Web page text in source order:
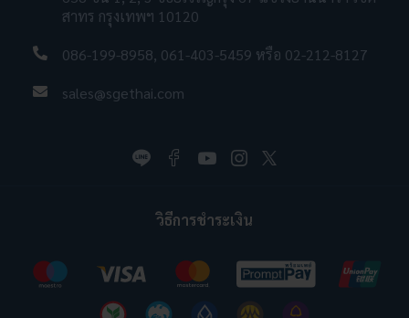
สาทร กรุงเทพฯ 10120
086-199-8958, 061-403-5459 หรือ 02-212-8127
sales@sgethai.com
วิธีการชำระเงิน